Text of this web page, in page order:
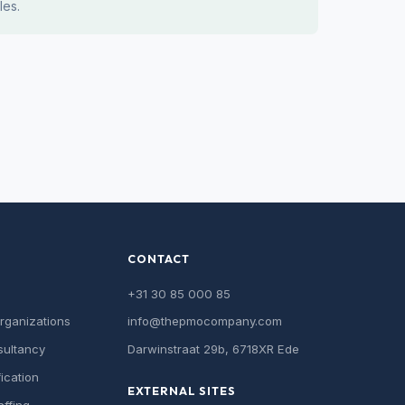
CONTACT
+31 30 85 000 85
info@thepmocompany.com
Darwinstraat 29b, 6718XR Ede
EXTERNAL SITES